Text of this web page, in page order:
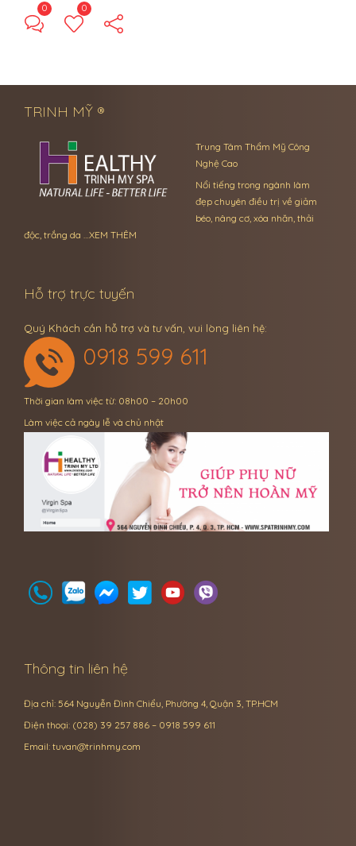
0 0
TRINH MỸ ®
Trung Tâm Thẩm Mỹ Công
Nghệ Cao
Nổi tiếng trong ngành làm
đẹp chuyên điều trị về giảm
béo, nâng cơ, xóa nhăn, thải
độc, trắng da …XEM THÊM
Hỗ trợ trực tuyến
Quý Khách cần hỗ trợ và tư vấn, vui lòng liên hệ:
0918 599 611
Thời gian làm việc từ: 08h00 – 20h00
Làm việc cả ngày lễ và chủ nhật
Thông tin liên hệ
Địa chỉ: 564 Nguyễn Đình Chiểu, Phường 4, Quận 3, TP.HCM
Điện thoại: (028) 39 257 886 – 0918 599 611
Email: tuvan@trinhmy.com